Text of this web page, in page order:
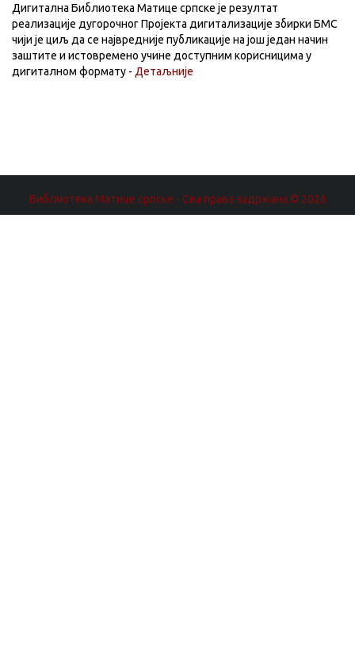
Дигитална Библиотека Матице српске је резултат
реализације дугорочног Пројекта дигитализације збирки БМС
чији је циљ да се највредније публикације на још један начин
заштите и истовремено учине доступним корисницима у
дигиталном формату - Детаљније
Библиотека Матице српске - Сва права задржана.© 2026